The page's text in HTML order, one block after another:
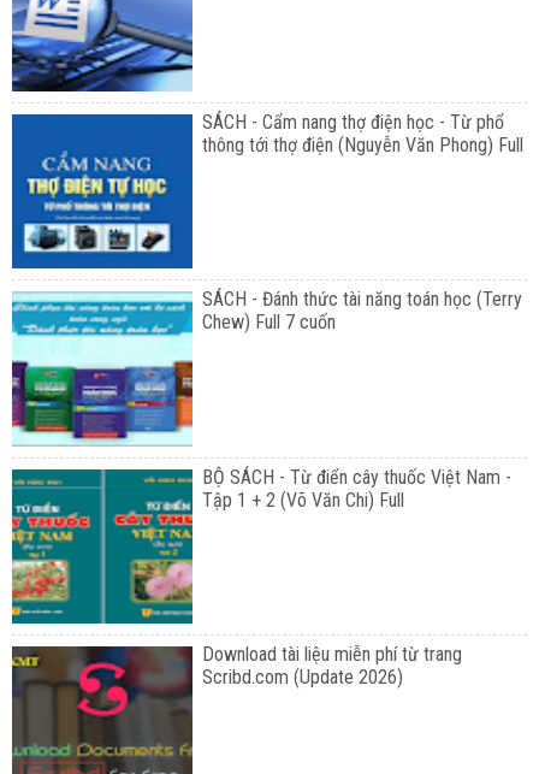
SÁCH - Cẩm nang thợ điện học - Từ phổ
thông tới thợ điện (Nguyễn Văn Phong) Full
SÁCH - Đánh thức tài năng toán học (Terry
Chew) Full 7 cuốn
BỘ SÁCH - Từ điển cây thuốc Việt Nam -
Tập 1 + 2 (Võ Văn Chi) Full
Download tài liệu miễn phí từ trang
Scribd.com (Update 2026)